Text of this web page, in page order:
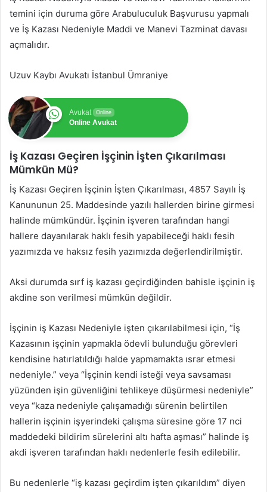
temini için duruma göre Arabuluculuk Başvurusu yapmalı
ve İş Kazası Nedeniyle Maddi ve Manevi Tazminat davası
açmalıdır.
Uzuv Kaybı Avukatı İstanbul Ümraniye
Avukat Online
Online Avukat
İş Kazası Geçiren İşçinin İşten Çıkarılması
Mümkün Mü?
İş Kazası Geçiren İşçinin İşten Çıkarılması, 4857 Sayılı İş
Kanununun 25. Maddesinde yazılı hallerden birine girmesi
halinde mümkündür. İşçinin işveren tarafından hangi
hallere dayanılarak haklı fesih yapabileceği haklı fesih
yazımızda ve haksız fesih yazımızda değerlendirilmiştir.
Aksi durumda sırf iş kazası geçirdiğinden bahisle işçinin iş
akdine son verilmesi mümkün değildir.
İşçinin iş Kazası Nedeniyle işten çıkarılabilmesi için, “İş
Kazasının işçinin yapmakla ödevli bulunduğu görevleri
kendisine hatırlatıldığı halde yapmamakta ısrar etmesi
nedeniyle.” veya “İşçinin kendi isteği veya savsaması
yüzünden işin güvenliğini tehlikeye düşürmesi nedeniyle”
veya “kaza nedeniyle çalışamadığı sürenin belirtilen
hallerin işçinin işyerindeki çalışma süresine göre 17 nci
maddedeki bildirim sürelerini altı hafta aşması” halinde iş
akdi işveren tarafından haklı nedenlerle fesih edilebilir.
Bu nedenlerle “iş kazası geçirdim işten çıkarıldım” diyen